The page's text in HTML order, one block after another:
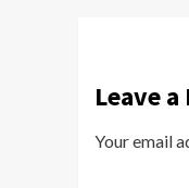
Leave
Your email